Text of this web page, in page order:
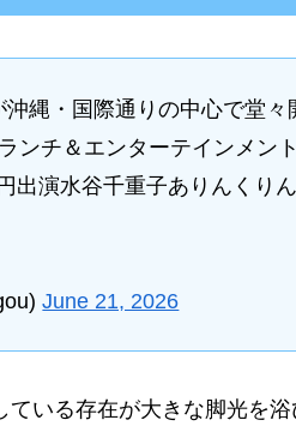
縄・国際通りの中心で堂
ンチ＆エンターテインメン
出演水谷千重子ありんくり
June 21, 2026
いる存在が大きな脚光を浴